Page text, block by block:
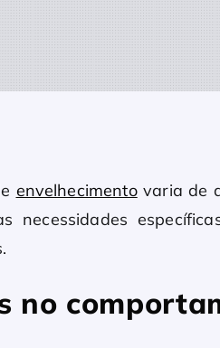
envelhecimentovaria de
necessidades
no